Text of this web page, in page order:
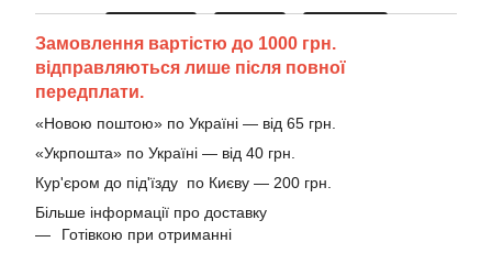
Замовлення вартістю до 1000 грн.
відправляються лише після повної
передплати.
«Новою поштою» по Україні — від 65 грн.
«Укрпошта» по Україні — від 40 грн.
Кур'єром до під'їзду по Києву — 200 грн.
Більше інформації про доставку
Готівкою при отриманні